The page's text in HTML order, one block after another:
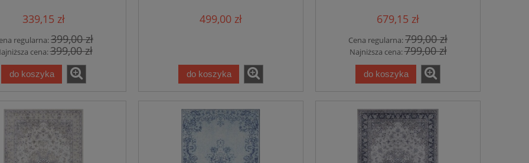
135x195cm
339,15 zł
regularna:399,00 zł
cena:399,00 zł
do koszyka
499,00 zł
do koszyka
679,15 zł
Cena regularna:799,00 zł
Najniższa cena:799,00 zł
do koszyka